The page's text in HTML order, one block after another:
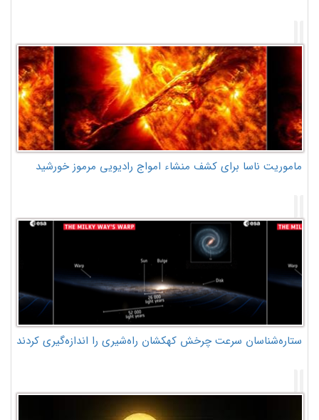
ماموریت ناسا برای کشف منشاء امواج رادیویی مرموز خورشید
ستاره‌شناسان سرعت چرخش کهکشان راه‌شیری را اندازه‌گیری کردند